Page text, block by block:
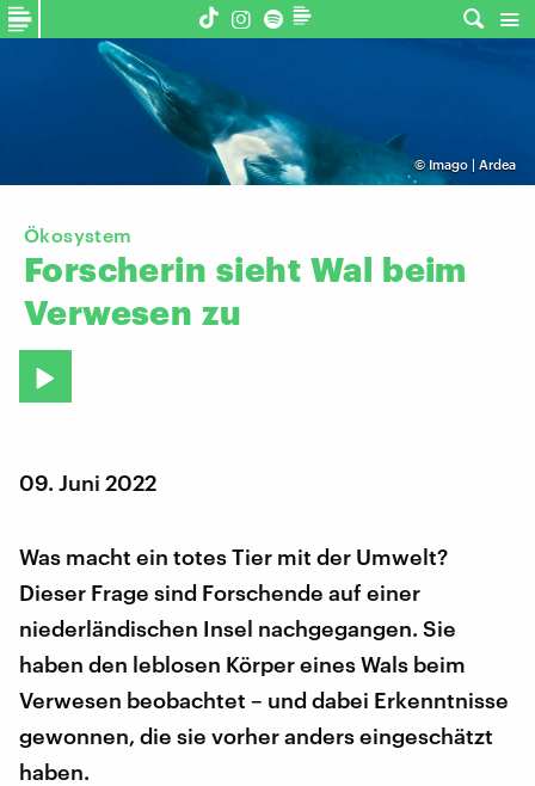
© Imago | Ardea
Ökosystem
Forscherin sieht Wal beim
Verwesen zu
09. Juni 2022
Was macht ein totes Tier mit der Umwelt?
Dieser Frage sind Forschende auf einer
niederländischen Insel nachgegangen. Sie
haben den leblosen Körper eines Wals beim
Verwesen beobachtet – und dabei Erkenntnisse
gewonnen, die sie vorher anders eingeschätzt
haben.